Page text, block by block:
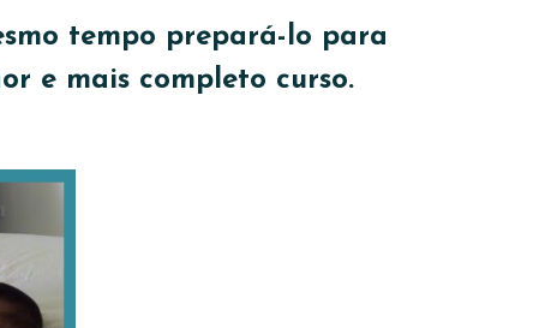
tempo prepará-lo para
e mais completo curso.